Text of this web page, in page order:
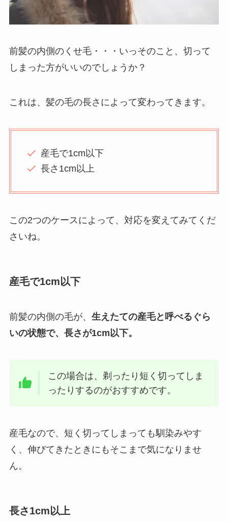
前髪の内側のくせ毛・・・いっそのこと、切って
しまった方がいいのでしょうか？
これは、髪の毛の長さによって変わってきます。
産毛で1cm以下
長さ1cm以上
この2つのケースによって、対応を変えてみてくだ
さいね。
産毛で1cm以下
前髪の内側の毛が、 生えたての産毛と呼べるぐら
いの状態で、長さが1cm以下。
この場合は、剃ったり短く切ってしま
ったりするのがおすすめです。
産毛なので、短く切ってしまっても馴染みやす
く、伸びてきたときにもそこまで気になりませ
ん。
長さ1cm以上